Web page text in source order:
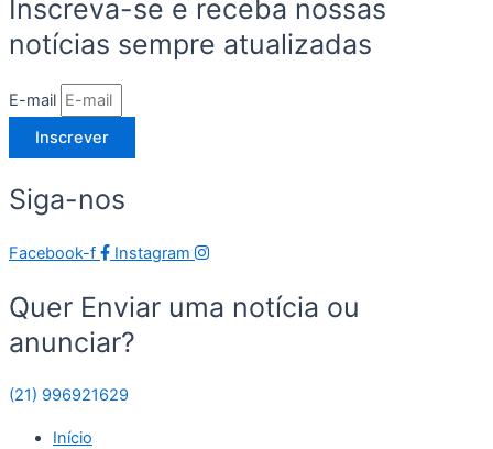
Inscreva-se e receba nossas
notícias sempre atualizadas
E-mail
Inscrever
Siga-nos
Facebook-f Instagram
Quer Enviar uma notícia ou
anunciar?
(21) 996921629
Início